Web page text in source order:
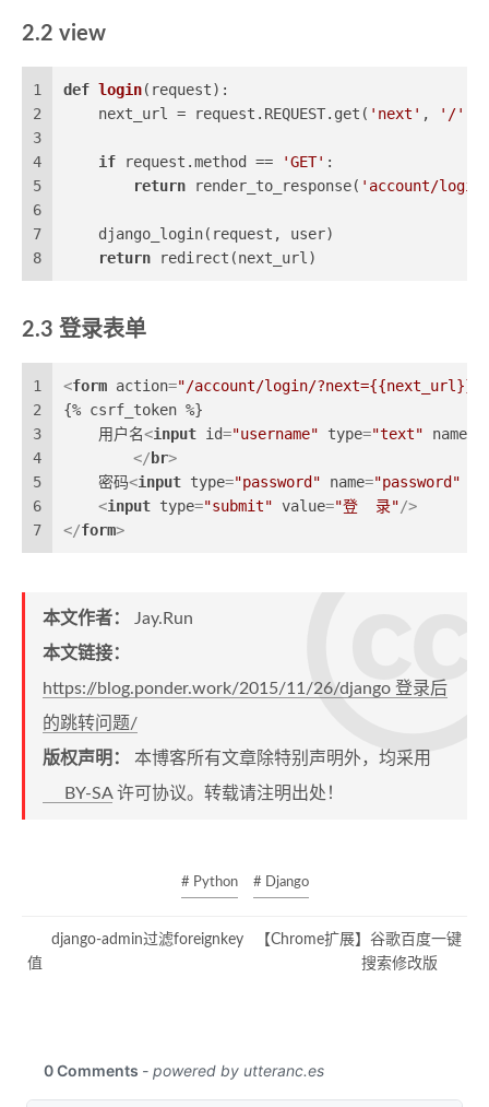
view
1
2
3
4
5
6
7
8
def login( request):
    next_url = request.REQUEST.get(
'next' , '/'
if request.method == 'GET' :
return render_to_response( 'account/
    django_login(request, user)
return redirect(next_url)
登录表单
1
2
3
4
5
6
7
<form action="/account/login/?next={{next_url}}"
{% csrf_token %}
    用户名
<input id="username" type="text" name
</ br>
    密码
<input type="password" name="password"
<input type="submit" value="登  录"/>
</form>
本文作者：
Jay.Run
本文链接：
https://blog.ponder.work/2015/11/26/django 登录后
的跳转问题/
版权声明： 本博客所有文章除特别声明外，均采用
BY-SA许可协议。转载请注明出处！
# Python # Django
django-admin过滤foreignkey
值
【Chrome扩展】谷歌百度一键
搜索修改版